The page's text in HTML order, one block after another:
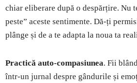
chiar eliberare după o despărțire. Nu
peste” aceste sentimente. Dă-ți
plânge și de a te adapta la noua ta
Practică auto-compasiunea. Fii
într-un jurnal despre gândurile și